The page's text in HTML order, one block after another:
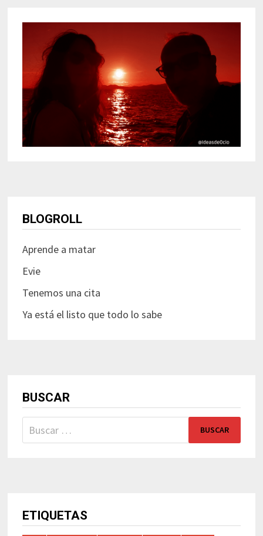
BLOGROLL
Aprende a matar
Evie
Tenemos una cita
Ya está el listo que todo lo sabe
BUSCAR
Buscar:
ETIQUETAS